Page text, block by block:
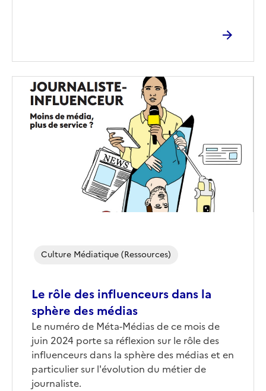
Le rôle des influenceurs dans la
sphère des médias
Corps
Le numéro de Méta-Médias de ce mois de
juin 2024 porte sa réflexion sur le rôle des
influenceurs dans la sphère des médias et en
particulier sur l'évolution du métier de
journaliste.
Culture Médiatique (ressources)
Image
couverture
(conseillée)